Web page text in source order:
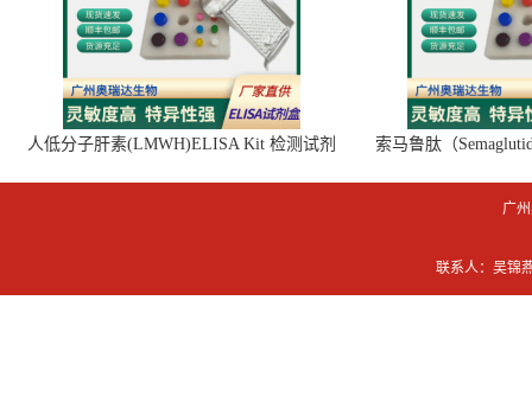
人低分子肝素(LMWH)ELISA Kit 检测试剂
索马鲁肽（
广
联系人：吴锦